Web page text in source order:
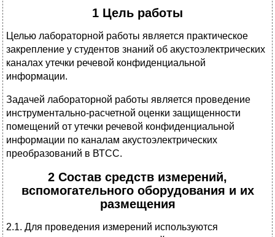
1 Цель работы
Целью лабораторной работы является практическое
закрепление у студентов знаний об акустоэлектрических
каналах утечки речевой конфиденциальной
информации.
Задачей лабораторной работы является проведение
инструментально-расчетной оценки защищенности
помещений от утечки речевой конфиденциальной
информации по каналам акустоэлектрических
преобразований в ВТСС.
2 Состав средств измерений,
вспомогательного оборудования и их
размещения
2.1. Для проведения измерений используются